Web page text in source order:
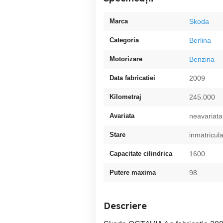
Marca Skoda
Categoria Berlina
Motorizare Benzina
Data fabricatiei 2009
Kilometraj 245.000
Avariata neavariata
Stare
Capacitate cilindrica 1600
Putere maxima 98
Descriere